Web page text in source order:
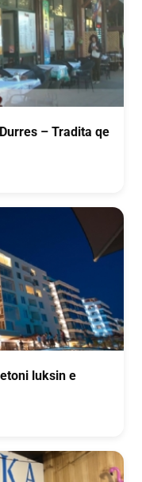
– Tradita qe
luksin e